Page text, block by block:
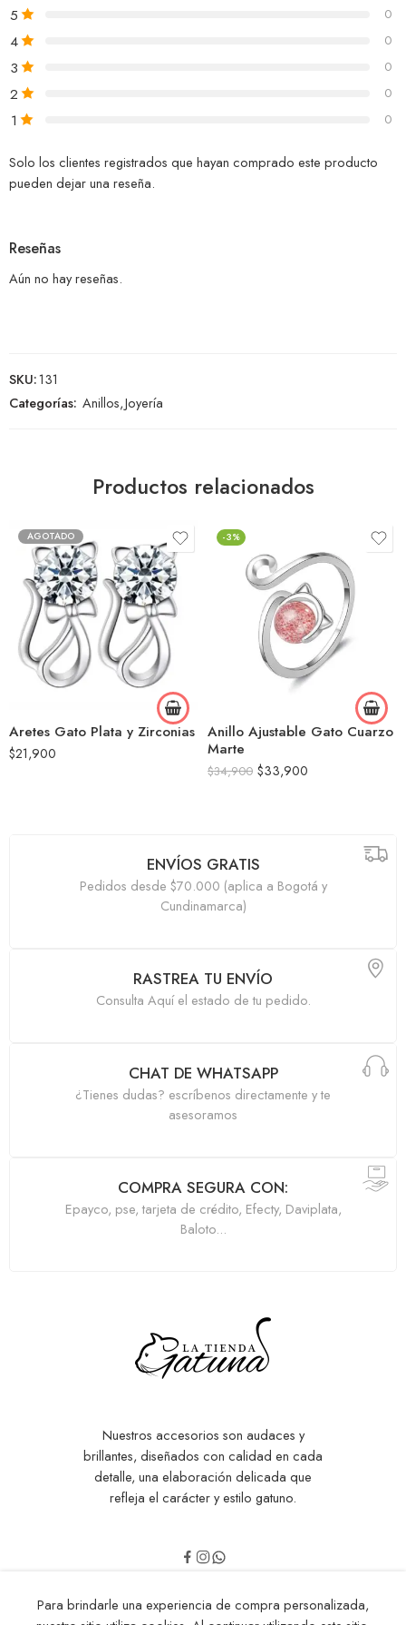
5 0
4 0
3 0
2 0
1 0
Solo los clientes registrados que hayan comprado este producto
pueden dejar una reseña.
Reseñas
Aún no hay reseñas.
SKU:131
Categorías: Anillos,Joyería
Productos relacionados
AGOTADO
Aretes Gato Plata y Zirconias
$21,900
-3%
Anillo Ajustable Gato Cuarzo
Marte
$34,900 $33,900
ENVÍOS GRATIS
Pedidos desde $70.000 (aplica a Bogotá y
Cundinamarca)
RASTREA TU ENVÍO
Consulta Aquí el estado de tu pedido.
CHAT DE WHATSAPP
¿Tienes dudas? escríbenos directamente y te
asesoramos
COMPRA SEGURA CON:
Epayco, pse, tarjeta de crédito, Efecty, Daviplata,
Baloto...
Nuestros accesorios son audaces y
brillantes, diseñados con calidad en cada
detalle, una elaboración delicada que
refleja el carácter y estilo gatuno.
Nosotros ¿Cómo Comprar? FAQ’s Política de Privacidad
Para brindarle una experiencia de compra personalizada,